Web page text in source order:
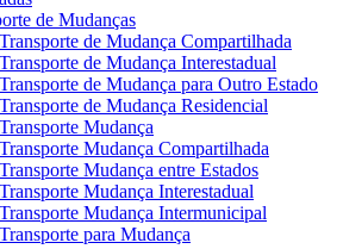
de Mudanças
de Mudança Compartilhada
de Mudança Interestadual
de Mudança para Outro Estado
de Mudança Residencial
Mudança
Mudança Compartilhada
Mudança entre Estados
Mudança Interestadual
Mudança Intermunicipal
para Mudança